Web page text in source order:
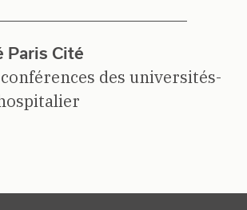
Paris Cité
des universités-